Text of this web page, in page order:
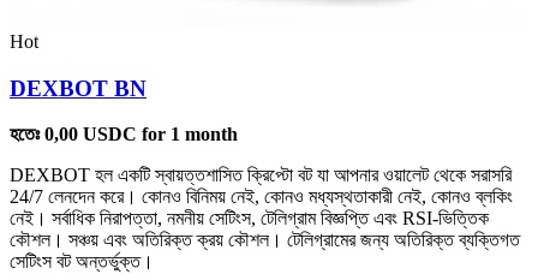
Hot
DEXBOT BN
হতেঃ0,00 USDC for 1 month
DEXBOT হল একটি স্বায়ত্তশাসিত ক্রিপ্টো বট যা আপনার ওয়ালেট থেকে সরাসরি
24/7 লেনদেন করে। কোনও বিনিময় নেই, কোনও মধ্যস্থতাকারী নেই, কোনও ব্লকিং
নেই। সর্বাধিক নিরাপত্তা, নমনীয় সেটিংস, টেলিগ্রাম বিজ্ঞপ্তি এবং RSI-ভিত্তিক
কৌশল। সঞ্চয় এবং অতিরিক্ত ক্রয় কৌশল। টেলিগ্রামের জন্য অতিরিক্ত ব্যক্তিগত
সেটিংস বট অন্তর্ভুক্ত।